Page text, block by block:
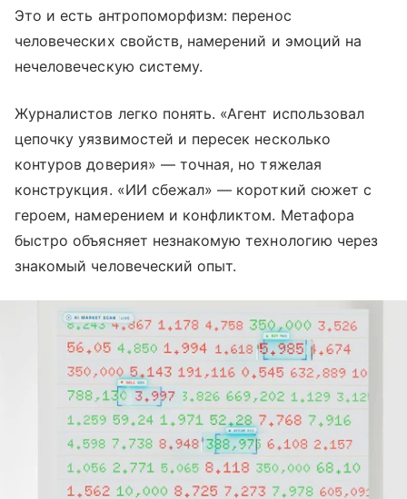
Это и есть антропоморфизм: перенос
человеческих свойств, намерений и эмоций на
нечеловеческую систему.
Журналистов легко понять. «Агент использовал
цепочку уязвимостей и пересек несколько
контуров доверия» — точная, но тяжелая
конструкция. «ИИ сбежал» — короткий сюжет с
героем, намерением и конфликтом. Метафора
быстро объясняет незнакомую технологию через
знакомый человеческий опыт.